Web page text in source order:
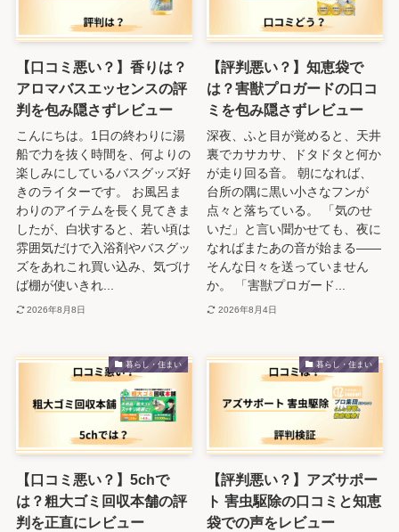
【口コミ悪い？】香りは？
アロマバスエッセンスの評
判を包み隠さずレビュー
こんにちは。1日の終わりに湯
船で力を抜く時間を、何よりの
楽しみにしているバスグッズ好
きのライターです。 お風呂ま
わりのアイテムを長く見てきま
したが、白状すると、若い頃は
雰囲気だけで入浴剤やバスグッ
ズをあれこれ買い込み、気づけ
ば棚が使いきれ...
2026年8月8日
【評判悪い？】知恵袋で
は？害獣プロガードの口コ
ミを包み隠さずレビュー
深夜、ふと目が覚めると、天井
裏でカサカサ、ドタドタと何か
が走り回る音。 朝になれば、
台所の隅に黒い小さなフンが
点々と落ちている。 「気のせ
いだ」と言い聞かせても、夜に
なればまたあの音が始まる――
そんな日々を送っていません
か。 「害獣プロガード...
2026年8月4日
暮らし・住まい
【口コミ悪い？】5chで
は？粗大ゴミ回収本舗の評
判を正直にレビュー
暮らし・住まい
【評判悪い？】アズサポー
ト 害虫駆除の口コミと知恵
袋での声をレビュー